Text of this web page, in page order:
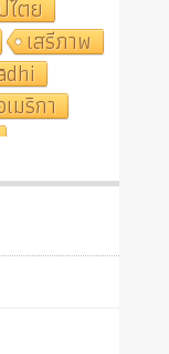
ไตย
เสรีภาพ
มริกา
ไตย
ธรรมชาติ